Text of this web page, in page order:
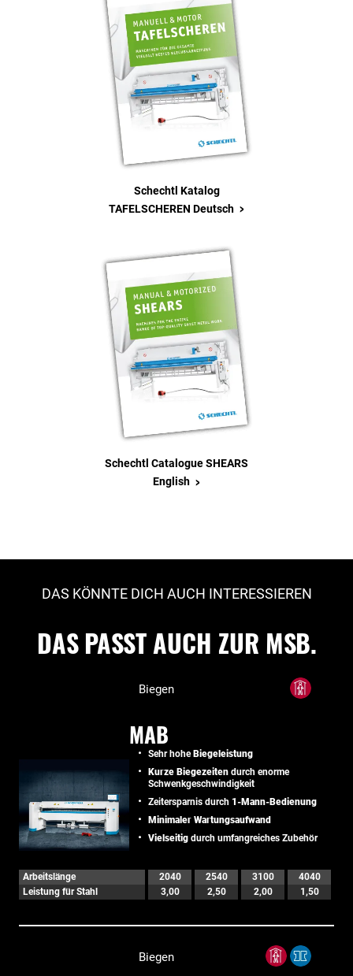
Schechtl Katalog
TAFELSCHEREN Deutsch >
Schechtl Catalogue SHEARS
English >
DAS KÖNNTE DICH AUCH INTERESSIEREN
DAS PASST AUCH ZUR MSB.
Biegen
MAB
Sehr hohe Biegeleistung
Kurze Biegezeiten durch enorme
Schwenkgeschwindigkeit
Zeitersparnis durch 1-Mann-Bedienung
Minimaler Wartungsaufwand
Vielseitig durch umfangreiches Zubehör
Arbeitslänge 2040 2540 3100
4040
Leistung für Stahl
3,00 2,50 2,00 1,50
Biegen